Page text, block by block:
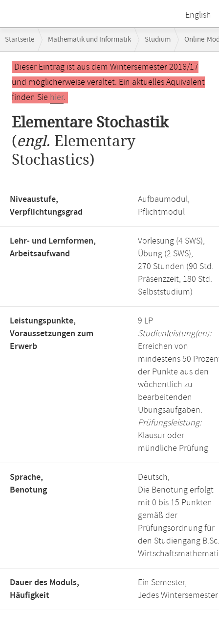
English
Navigation
Startseite Mathematik und Informatik Studium Online-
Hauptinhalt
Dieser Eintrag ist aus dem Wintersemester 2016/17
und möglicherweise veraltet. Ein aktuelles Äquivalent
finden Sie hier.
Elementare Stochastik
(engl. Elementary
Stochastics)
Niveaustufe,
Verpflichtungsgrad
Aufbaumodul,
Pflichtmodul
Lehr- und Lernformen,
Arbeitsaufwand
Vorlesung (4 SWS),
Übung (2 SWS),
270 Stunden (90 Std.
Präsenzzeit, 180 Std.
Selbststudium)
Leistungspunkte,
Voraussetzungen zum
Erwerb
9 LP
Studienleistung(en):
Erreichen von
mindestens 50
der Punkte aus den
wöchentlich zu
bearbeitenden
Übungsaufgaben.
Prüfungsleistung:
Klausur oder
mündliche Prüfung
Sprache,
Benotung
Deutsch,
Die Benotung erfolgt
mit 0 bis 15 Punkten
gemäß der
Prüfungsordnung für
den Studiengang B.Sc.
Dauer des Moduls,
Häufigkeit
Ein Semester,
Jedes Wintersemester